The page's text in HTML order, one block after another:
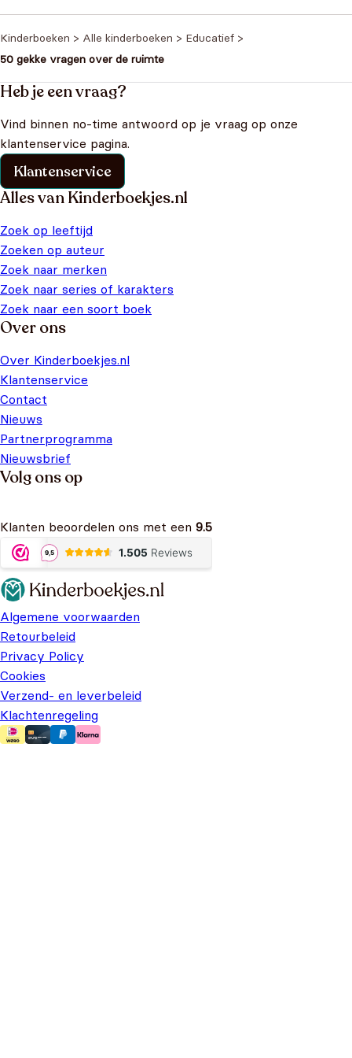
Kinderboeken > Alle kinderboeken > Educatief >
50 gekke vragen over de ruimte
Heb je een vraag?
Vind binnen no-time antwoord op je vraag op onze
klantenservice pagina.
Klantenservice
Alles van Kinderboekjes.nl
Zoek op leeftijd
Zoeken op auteur
Zoek naar merken
Zoek naar series of karakters
Zoek naar een soort boek
Over ons
Over Kinderboekjes.nl
Klantenservice
Contact
Nieuws
Partnerprogramma
Nieuwsbrief
Volg ons op
Klanten beoordelen ons met een 9.5
Algemene voorwaarden
Retourbeleid
Privacy Policy
Cookies
Verzend- en leverbeleid
Klachtenregeling